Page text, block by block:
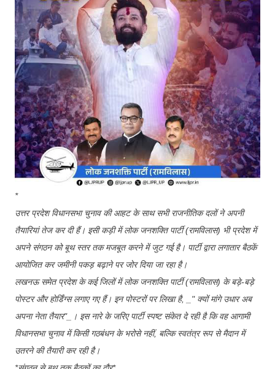
*
उत्तर प्रदेश विधानसभा चुनाव की आहट के साथ सभी राजनीतिक दलों ने अपनी
तैयारियां तेज कर दी हैं। इसी कड़ी में लोक जनशक्ति पार्टी (रामविलास) भी प्रदेश में
अपने संगठन को बूथ स्तर तक मजबूत करने में जुट गई है। पार्टी द्वारा लगातार बैठकें
आयोजित कर जमीनी पकड़ बढ़ाने पर जोर दिया जा रहा है।
लखनऊ समेत प्रदेश के कई जिलों में लोक जनशक्ति पार्टी (रामविलास) के बड़े-बड़े
पोस्टर और होर्डिंग्स लगाए गए हैं। इन पोस्टरों पर लिखा है, _" क्यों मांगे उधार अब
अपना नेता तैयार"_। इस नारे के जरिए पार्टी स्पष्ट संकेत दे रही है कि वह आगामी
विधानसभा चुनाव में किसी गठबंधन के भरोसे नहीं, बल्कि स्वतंत्र रूप से मैदान में
उतरने की तैयारी कर रही है।